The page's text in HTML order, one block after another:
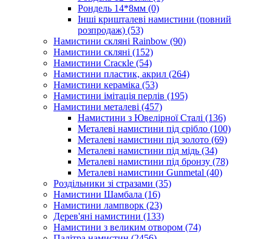
Рондель 14*8мм (0)
Інші кришталеві намистини (повний
розпродаж) (53)
Намистини скляні Rainbow (90)
Намистини скляні (152)
Намистини Cracкle (54)
Намистини пластик, акрил (264)
Намистини кераміка (53)
Намистини імітація перлів (195)
Намистини металеві (457)
Намистини з Ювелірної Сталі (136)
Металеві намистини під срібло (100)
Металеві намистини під золото (69)
Металеві намистини під мідь (34)
Металеві намистини під бронзу (78)
Металеві намистини Gunmetal (40)
Роздільники зі стразами (35)
Намистини Шамбала (16)
Намистини лампворк (23)
Дерев'яні намистини (133)
Намистини з великим отвором (74)